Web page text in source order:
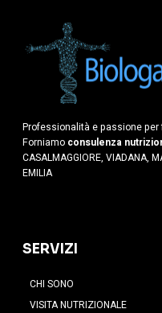
Professionalità e passione
Forniamo consulenza
CASALMAGGIORE, VIADANA,
EMILIA
SERVIZI
CHI SONO
VISITA NUTRIZIONALE